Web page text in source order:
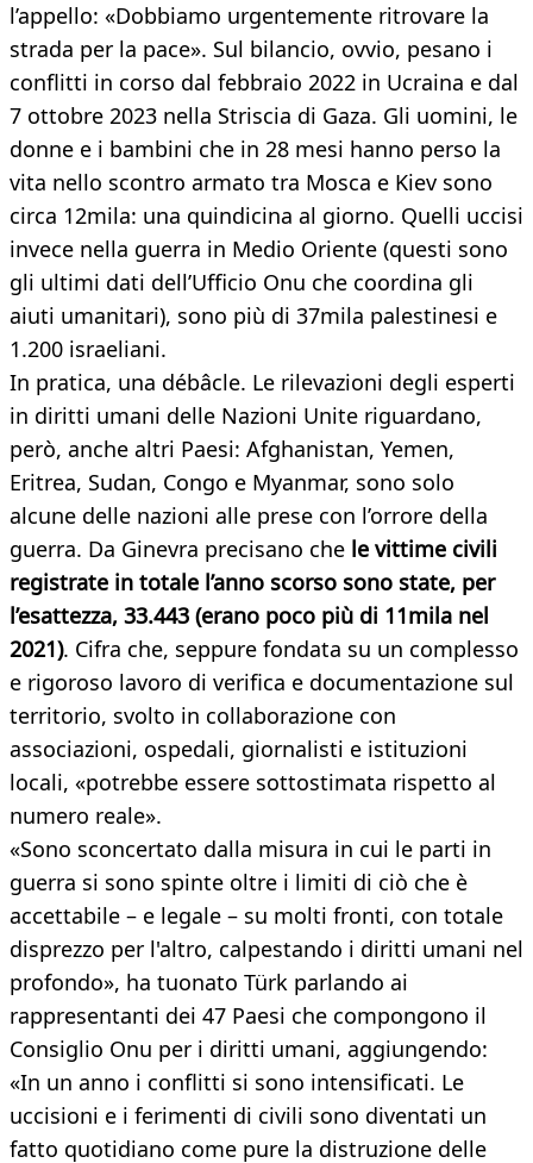
l’appello: «Dobbiamo urgentemente ritrovare la
strada per la pace». Sul bilancio, ovvio, pesano i
conflitti in corso dal febbraio 2022 in Ucraina e dal
7 ottobre 2023 nella Striscia di Gaza. Gli uomini, le
donne e i bambini che in 28 mesi hanno perso la
vita nello scontro armato tra Mosca e Kiev sono
circa 12mila: una quindicina al giorno. Quelli uccisi
invece nella guerra in Medio Oriente (questi sono
gli ultimi dati dell’Ufficio Onu che coordina gli
aiuti umanitari), sono più di 37mila palestinesi e
1.200 israeliani.
In pratica, una débâcle. Le rilevazioni degli esperti
in diritti umani delle Nazioni Unite riguardano,
però, anche altri Paesi: Afghanistan, Yemen,
Eritrea, Sudan, Congo e Myanmar, sono solo
alcune delle nazioni alle prese con l’orrore della
guerra. Da Ginevra precisano che le vittime civili
registrate in totale l’anno scorso sono state, per
l’esattezza, 33.443 (erano poco più di 11mila nel
2021). Cifra che, seppure fondata su un complesso
e rigoroso lavoro di verifica e documentazione sul
territorio, svolto in collaborazione con
associazioni, ospedali, giornalisti e istituzioni
locali, «potrebbe essere sottostimata rispetto al
numero reale».
«Sono sconcertato dalla misura in cui le parti in
guerra si sono spinte oltre i limiti di ciò che è
accettabile – e legale – su molti fronti, con totale
disprezzo per l'altro, calpestando i diritti umani nel
profondo», ha tuonato Türk parlando ai
rappresentanti dei 47 Paesi che compongono il
Consiglio Onu per i diritti umani, aggiungendo:
«In un anno i conflitti si sono intensificati. Le
uccisioni e i ferimenti di civili sono diventati un
fatto quotidiano come pure la distruzione delle